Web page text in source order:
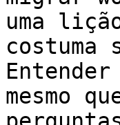
uma
mesmo